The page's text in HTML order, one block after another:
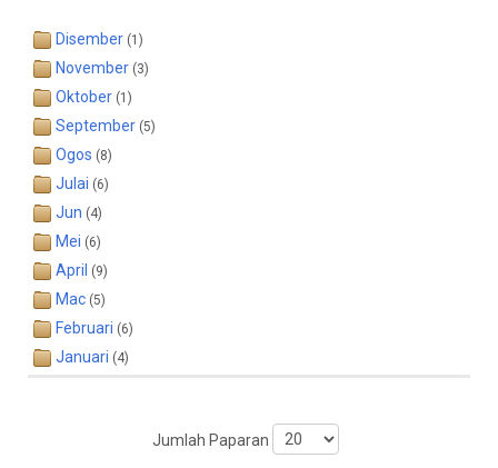
Disember (1)
November (3)
Oktober (1)
September (5)
Ogos (8)
Julai (6)
Jun (4)
Mei (6)
April (9)
Mac (5)
Februari (6)
Januari (4)
Jumlah Paparan